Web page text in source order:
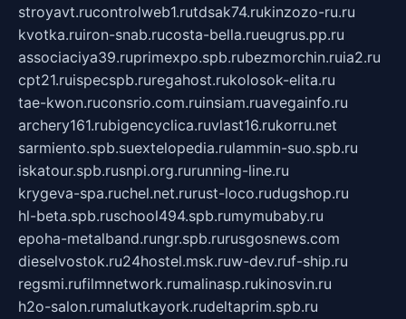
stroyavt.rucontrolweb1.rutdsak74.rukinzozo-ru.ru
kvotka.ruiron-snab.rucosta-bella.rueugrus.pp.ru
associaciya39.ruprimexpo.spb.rubezmorchin.ruia2.ru
cpt21.ruispecspb.ruregahost.rukolosok-elita.ru
tae-kwon.ruconsrio.com.ruinsiam.ruavegainfo.ru
archery161.rubigencyclica.ruvlast16.rukorru.net
sarmiento.spb.suextelopedia.rulammin-suo.spb.ru
iskatour.spb.rusnpi.org.rurunning-line.ru
krygeva-spa.ruchel.net.rurust-loco.rudugshop.ru
hl-beta.spb.ruschool494.spb.rumymubaby.ru
epoha-metalband.rungr.spb.rurusgosnews.com
dieselvostok.ru24hostel.msk.ruw-dev.ruf-ship.ru
regsmi.rufilmnetwork.rumalinasp.rukinosvin.ru
h2o-salon.rumalutkayork.rudeltaprim.spb.ru